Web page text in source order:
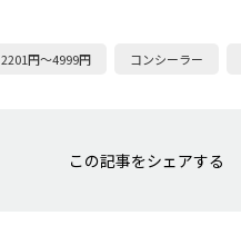
2201円～4999円 コンシーラー
この記事をシェアする